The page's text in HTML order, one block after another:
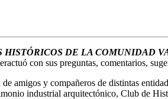
HISTÓRICOS DE LA COMUNIDAD
con sus preguntas, comentarios,
amigos y compañeros de distintas
industrial arquitectónico, Club de